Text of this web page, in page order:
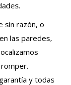
sin razón, o
las paredes,
y todas